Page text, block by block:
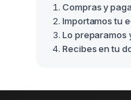
Compras y
Importamos tu
Lo preparamos
Recibes en tu